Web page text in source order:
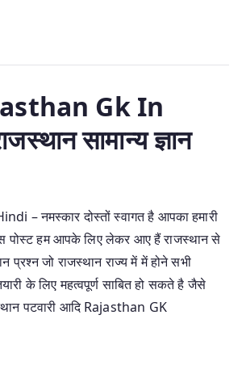
Gk In
सामान्य ज्ञान
– नमस्कार दोस्तों स्वागत है आपका हमारी
पोस्ट हम आपके लिए लेकर आए हैं राजस्थान से
प्रश्न जो राजस्थान राज्य में में होने सभी
के लिए महत्वपूर्ण साबित हो सकते है जैसे
पटवारी आदि Rajasthan GK